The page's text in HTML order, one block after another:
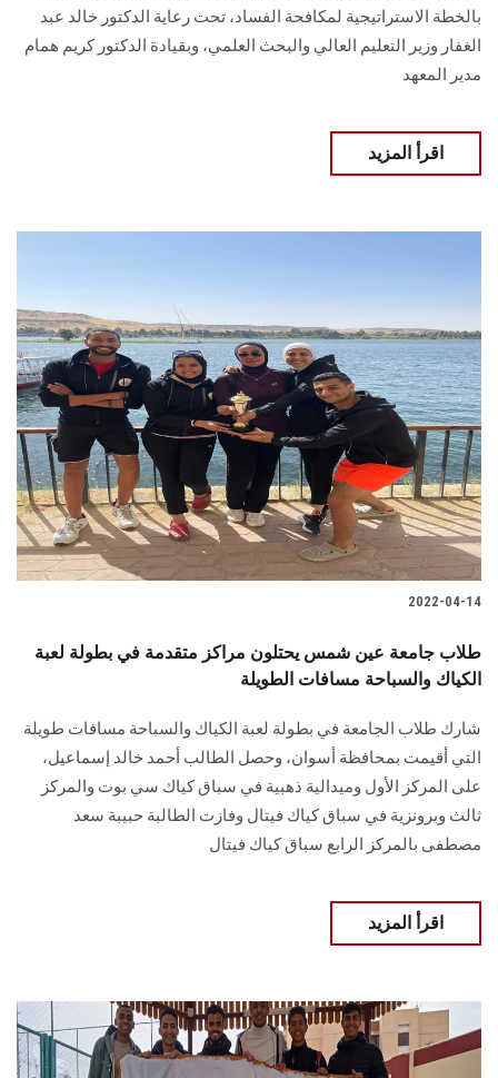
بالخطة الاستراتيجية لمكافحة الفساد، تحت رعاية الدكتور خالد عبد
الغفار وزير التعليم العالي والبحث العلمي، وبقيادة الدكتور كريم همام
مدير المعهد
اقرأ المزيد
2022-04-14
طلاب جامعة عين شمس يحتلون مراكز متقدمة في بطولة لعبة
الكياك والسباحة مسافات الطويلة
شارك طلاب الجامعة في بطولة لعبة الكياك والسباحة مسافات طويلة
التي أقيمت بمحافظة أسوان، وحصل الطالب أحمد خالد إسماعيل،
على المركز الأول وميدالية ذهبية في سباق كياك سي بوت والمركز
ثالث وبرونزية في سباق كياك فيتال وفازت الطالبة حبيبة سعد
مصطفى بالمركز الرابع سباق كياك فيتال
اقرأ المزيد